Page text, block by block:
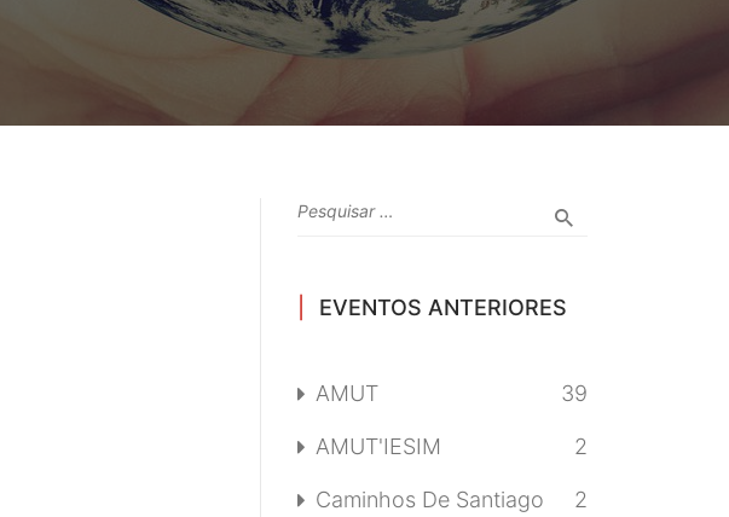
EVENTOS ANTERIORES
AMUT 39
AMUT'IESIM 2
Caminhos De Santiago 2